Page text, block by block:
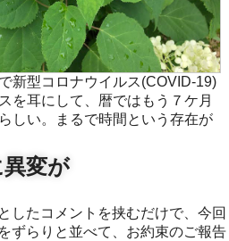
新型コロナウイルス(COVID-19)
を耳にして、暦ではもう７ケ月
しい。まるで時間という存在が
変が
ずらりと並べて、お約束のご報告